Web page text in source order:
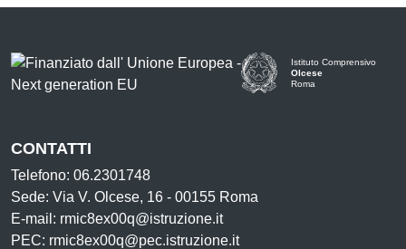
Istituto Comprensivo
Olcese
Roma
CONTATTI
Telefono: 06.2301748
Sede: Via V. Olcese, 16 - 00155 Roma
E-mail: rmic8ex00q@istruzione.it
PEC: rmic8ex00q@pec.istruzione.it